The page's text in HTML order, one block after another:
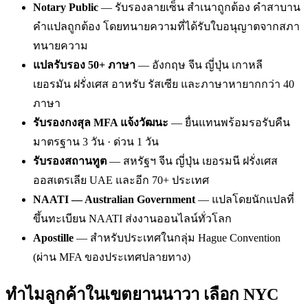
Notary Public — รับรองลายเซ็น สำเนาถูกต้อง คำสาบาน
คำแปลถูกต้อง โดยทนายความที่ได้รับใบอนุญาตจากสภา
ทนายความ
แปลรับรอง 50+ ภาษา — อังกฤษ จีน ญี่ปุ่น เกาหลี
เยอรมัน ฝรั่งเศส อาหรับ รัสเซีย และภาษาหายากกว่า 40
ภาษา
รับรองกงสุล MFA แจ้งวัฒนะ — ยื่นแทนพร้อมรอรับคืน
มาตรฐาน 3 วัน · ด่วน 1 วัน
รับรองสถานทูต — สหรัฐฯ จีน ญี่ปุ่น เยอรมนี ฝรั่งเศส
ออสเตรเลีย UAE และอีก 70+ ประเทศ
NAATI — Australian Government — แปลโดยนักแปลที่
ขึ้นทะเบียน NAATI ส่งงานออนไลน์ทั่วโลก
Apostille — สำหรับประเทศในกลุ่ม Hague Convention
(ผ่าน MFA ของประเทศปลายทาง)
ทำไมลูกค้าในเขตยานนาวา เลือก NYC